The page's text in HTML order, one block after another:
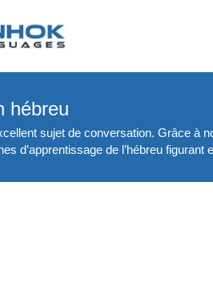
hébreu
sujet de conversation. Grâce à
d’apprentissage de l’hébreu figurant